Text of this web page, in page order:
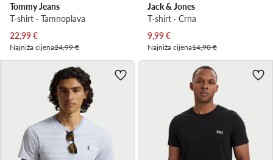
Tommy Jeans
T-shirt · Tamnoplava
Trenutna cijena
22,99€
Najniža cijena24,99 €
Jack & Jones
T-shirt · Crna
Trenutna cijena
9,99€
Najniža cijena14,90 €